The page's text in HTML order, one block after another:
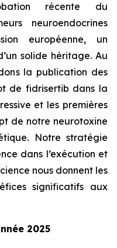
récente du
neuroendocrines
européenne, un
solide héritage. Au
la publication des
de fidrisertib dans la
et les premières
de notre neurotoxine
Notre stratégie
dans l’exécution et
nous donnent les
significatifs aux
2025